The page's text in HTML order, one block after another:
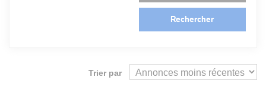
Rechercher
Trier par